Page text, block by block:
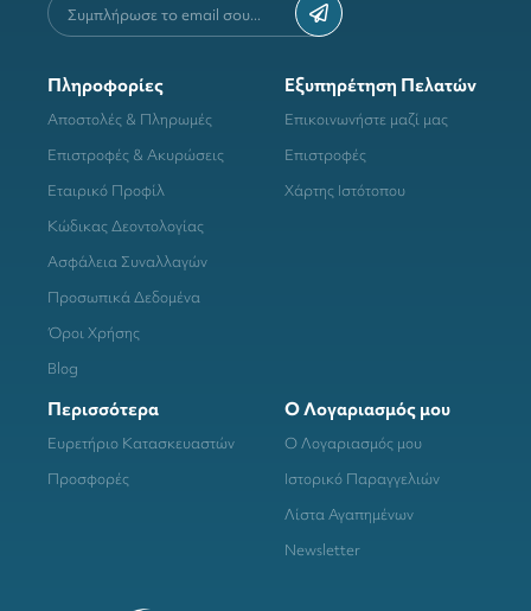
Πληροφορίες
Αποστολές & Πληρωμές
Επιστροφές & Ακυρώσεις
Εταιρικό Προφίλ
Κώδικας Δεοντολογίας
Ασφάλεια Συναλλαγών
Προσωπικά Δεδομένα
Όροι Χρήσης
Blog
Εξυπηρέτηση Πελατών
Επικοινωνήστε μαζί μας
Επιστροφές
Χάρτης Ιστότοπου
Περισσότερα
Ευρετήριο Κατασκευαστών
Προσφορές
Ο Λογαριασμός μου
Ο Λογαριασμός μου
Ιστορικό Παραγγελιών
Λίστα Αγαπημένων
Newsletter